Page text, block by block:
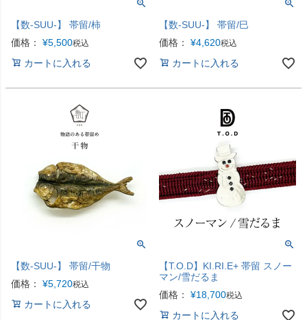
【数-SUU-】 帯留/柿
価格：
¥5,500税込
カートに入れる
【数-SUU-】 帯留/巳
価格：
¥4,620税込
カートに入れる
【数-SUU-】 帯留/干物
価格：
¥5,720税込
カートに入れる
【T.O.D】KI.RI.E+ 帯留 スノー
マン/雪だるま
価格：
¥18,700税込
カートに入れる